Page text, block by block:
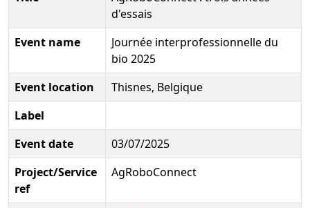
d'essais
Event name
Journée interprofessionnelle du
bio 2025
Event location
Thisnes, Belgique
Label
Event date
03/07/2025
Project/Service
ref
AgRoboConnect